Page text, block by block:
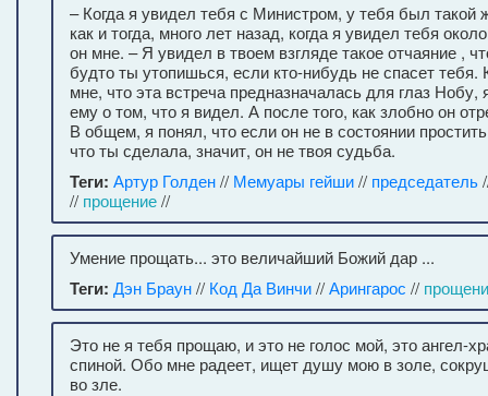
– Когда я увидел тебя с Министром, у тебя был такой
как и тогда, много лет назад, когда я увидел тебя
он мне. – Я увидел в твоем взгляде такое отчаяние ,
будто ты утопишься, если кто-нибудь не спасет тебя.
мне, что эта встреча предназначалась для глаз Нобу,
ему о том, что я видел. А после того, как злобно он
В общем, я понял, что если он не в состоянии
что ты сделала, значит, он не твоя судьба.
Теги: Артур Голден// Мемуары гейши// председатель
// прощение//
Умение прощать... это величайший Божий дар ...
Теги: Дэн Браун// Код Да Винчи//Арингарос //
Это не я тебя прощаю, и это не голос мой, это ангел-
спиной. Обо мне радеет, ищет душу мою в золе,
во зле.